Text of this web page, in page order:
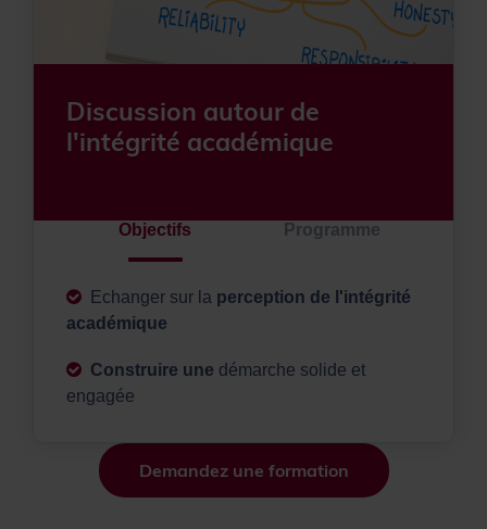
Discussion autour de
l'intégrité académique
Objectifs Programme
Echanger sur la perception de l'intégrité
académique
Construire une démarche solide et
engagée
Demandez une formation